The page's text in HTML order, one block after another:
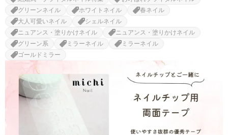
グリーンネイル
ホワイトネイル
春ネイル
大人可愛いネイル
シェルネイル
ニュアンス・塗りかけネイル
ニュアンス・塗りかけネイル
グリーン系
ミラーネイル
ミラーネイル
ゴールドミラー